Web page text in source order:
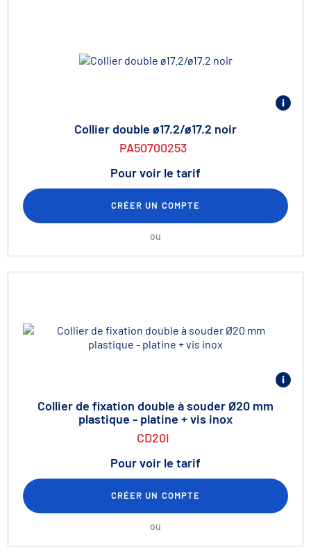
Collier double ø17.2/ø17.2 noir
PA50700253
Pour voir le tarif
CRÉER UN COMPTE
ou
Collier de fixation double à souder Ø20 mm
plastique - platine + vis inox
CD20I
Pour voir le tarif
CRÉER UN COMPTE
ou